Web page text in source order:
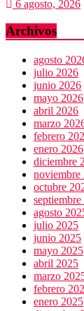
6 agosto, 2026
Archivos
agosto
julio 2026
junio 2026
mayo 2026
abril 2026
marzo
febrero
enero 2026
diciembre
noviembre
octubre
agosto
julio 2025
junio 2025
mayo 2025
abril 2025
marzo
febrero
enero 2025